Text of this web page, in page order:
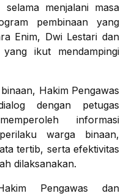
menjalani masa
pembinaan yang
Enim, Dwi Lestari dan
ikut mendampingi
Hakim Pengawas
dengan petugas
informasi
warga binaan,
tertib, serta efektivitas
dilaksanakan.
Pengawas dan